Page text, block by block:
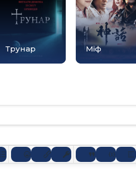
Трунар Міф